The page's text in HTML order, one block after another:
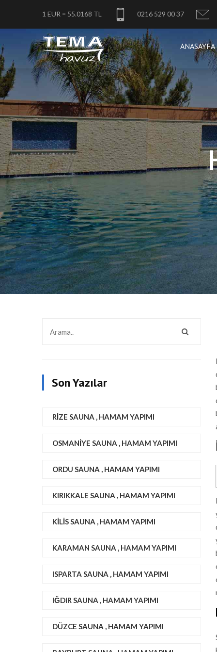
1 EUR = 55.0168 TL 0216 529 00 37
ANASAYFA
Son Yazılar
RIZE SAUNA , HAMAM YAPIMI
OSMANIYE SAUNA , HAMAM YAPIMI
ORDU SAUNA , HAMAM YAPIMI
KIRIKKALE SAUNA , HAMAM YAPIMI
KILIS SAUNA , HAMAM YAPIMI
KARAMAN SAUNA , HAMAM YAPIMI
ISPARTA SAUNA , HAMAM YAPIMI
IĞDIR SAUNA , HAMAM YAPIMI
DÜZCE SAUNA , HAMAM YAPIMI